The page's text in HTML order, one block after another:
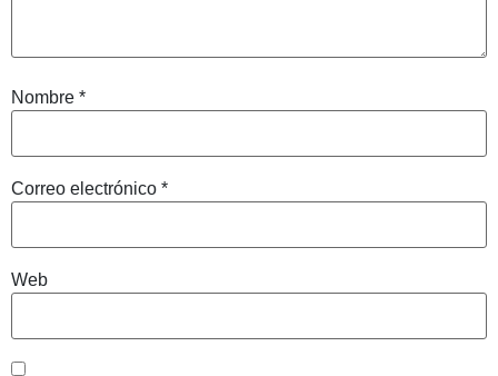
Nombre *
Correo electrónico *
Web